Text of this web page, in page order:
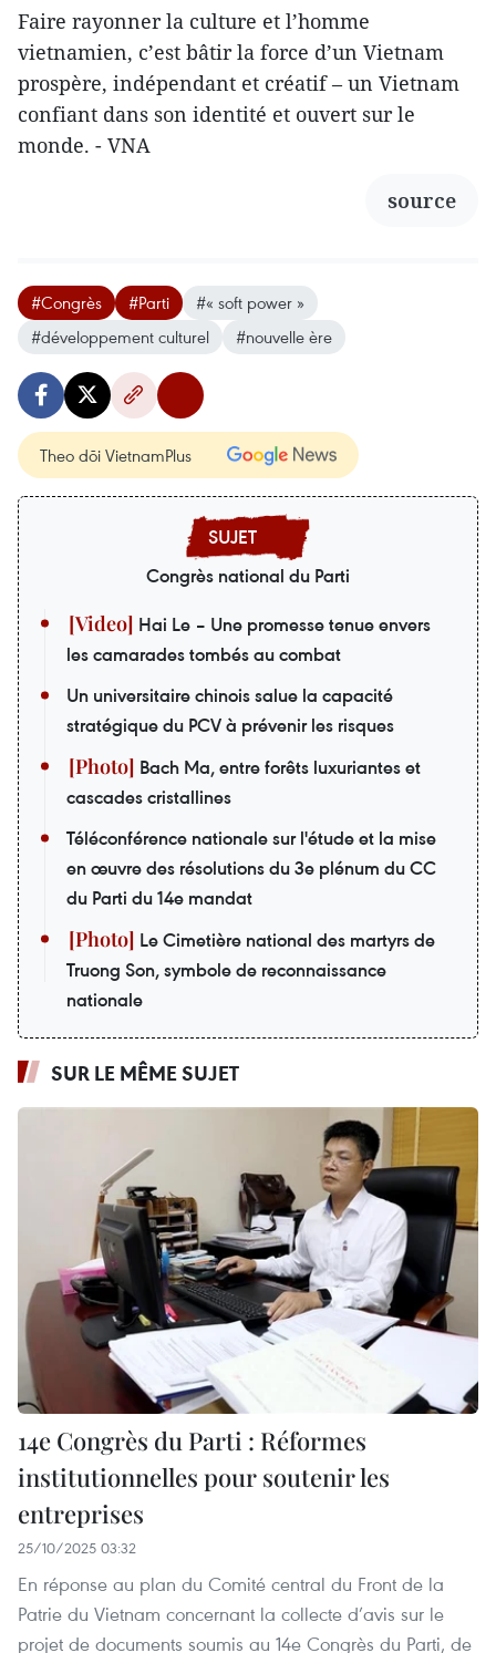
Faire rayonner la culture et l’homme
vietnamien, c’est bâtir la force d’un Vietnam
prospère, indépendant et créatif – un Vietnam
confiant dans son identité et ouvert sur le
monde. - VNA
source
#Congrès #Parti
#« soft power »
#développement culturel
#nouvelle ère
Theo dõi VietnamPlus
Congrès national du Parti
Hai Le – Une promesse tenue envers
les camarades tombés au combat
Un universitaire chinois salue la capacité
stratégique du PCV à prévenir les risques
Bach Ma, entre forêts luxuriantes et
cascades cristallines
Téléconférence nationale sur l'étude et la mise
en œuvre des résolutions du 3e plénum du CC
du Parti du 14e mandat
Le Cimetière national des martyrs de
Truong Son, symbole de reconnaissance
nationale
SUR LE MÊME SUJET
14e Congrès du Parti : Réformes
institutionnelles pour soutenir les
entreprises
25/10/2025 03:32
En réponse au plan du Comité central du Front de la
Patrie du Vietnam concernant la collecte d’avis sur le
projet de documents soumis au 14e Congrès du Parti, de